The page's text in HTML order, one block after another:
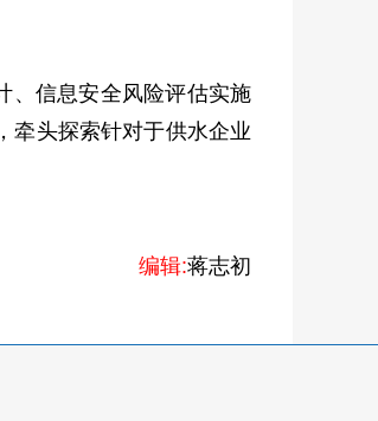
、信息安全风险评估实施
牵头探索针对于供水企业
编辑:蒋志初